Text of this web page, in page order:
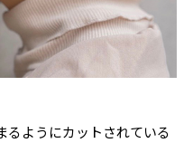
るようにカットされている